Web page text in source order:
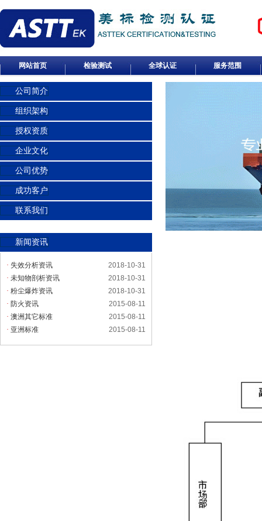
网站首页 检验测试 全球认证 服务范围
公司简介
组织架构
授权资质
企业文化
公司优势
成功客户
联系我们
新闻资讯
2018-10-31
· 失效分析资讯
2018-10-31
· 未知物剖析资讯
2018-10-31
· 粉尘爆炸资讯
2015-08-11
· 防火资讯
2015-08-11
· 澳洲其它标准
2015-08-11
· 亚洲标准